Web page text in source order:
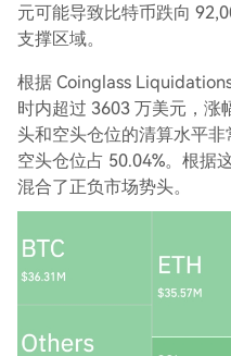
元可能导致比特币跌向
支撑区域。
根据 Coinglass
时内超过 3603 万美元，涨
头和空头仓位的清算水平非
空头仓位占 50.04%。根据
混合了正负市场势头。